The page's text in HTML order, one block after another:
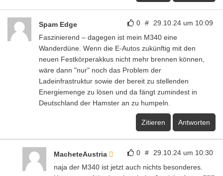
0 # 29.10.24 um 10:09
Spam Edge
Faszinierend – dagegen ist mein M340 eine
Wanderdüne. Wenn die E-Autos zukünftig mit den
neuen Festkörperakkus nicht mehr brennen können,
wäre dann "nur" noch das Problem der
Ladeinfrastruktur sowie der bereit zu stellenden
Energiemenge zu lösen und da fängt zumindest in
Deutschland der Hamster an zu humpeln.
Zitieren Antworten
0 # 29.10.24 um 10:30
MacheteAustria
naja der M340 ist jetzt auch nichts besonderes.